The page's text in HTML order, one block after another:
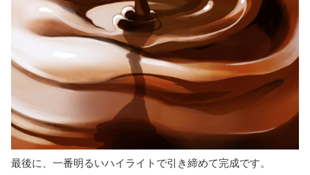
最後に、一番明るいハイライトで引き締めて完成です。